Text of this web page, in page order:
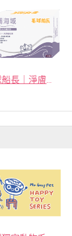
毛球船長｜淨膚海域